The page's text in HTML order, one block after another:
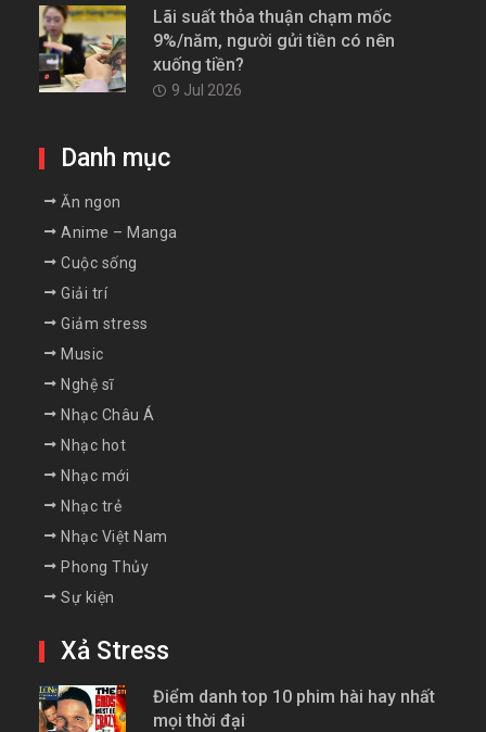
Lãi suất thỏa thuận chạm mốc
9%/năm, người gửi tiền có nên
xuống tiền?
9 Jul 2026
Danh mục
Ăn ngon
Anime – Manga
Cuộc sống
Giải trí
Giảm stress
Music
Nghệ sĩ
Nhạc Châu Á
Nhạc hot
Nhạc mới
Nhạc trẻ
Nhạc Việt Nam
Phong Thủy
Sự kiện
Xả Stress
Điểm danh top 10 phim hài hay nhất
mọi thời đại